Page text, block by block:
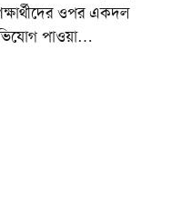
ওপর একদল
পাওয়া…